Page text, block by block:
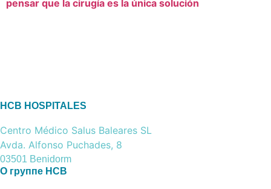
pensar que la cirugía es la única solución
HCB HOSPITALES
Centro Médico Salus Baleares SL
Avda. Alfonso Puchades, 8
03501 Benidorm
О группе HCB